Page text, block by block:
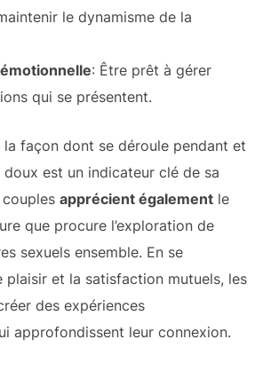
le dynamisme de la
: Être prêt à gérer
qui se présentent.
façon dont se déroule pendant et
doux est un indicateur clé de sa
apprécient égalementle
que procure l’exploration de
sexuels ensemble. En se
plaisir et la satisfaction mutuels, les
des expériences
approfondissent leur connexion.